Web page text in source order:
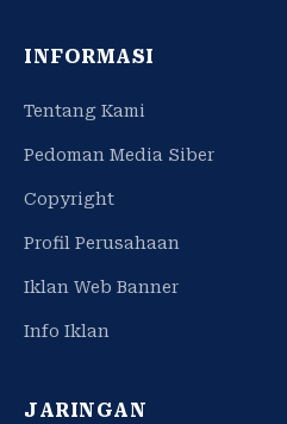
INFORMASI
Tentang Kami
Pedoman Media Siber
Copyright
Profil Perusahaan
Iklan Web Banner
Info Iklan
JARINGAN